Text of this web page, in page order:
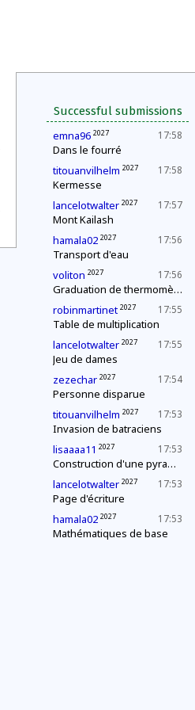
Successful submissions
17:58
emna96 2027
Dans le fourré
17:58
titouanvilhelm 2027
Kermesse
17:57
lancelotwalter 2027
Mont Kailash
17:56
hamala02 2027
Transport d'eau
17:56
voliton 2027
Graduation de thermomètres
17:55
robinmartinet 2027
Table de multiplication
17:55
lancelotwalter 2027
Jeu de dames
17:54
zezechar 2027
Personne disparue
17:53
titouanvilhelm 2027
Invasion de batraciens
17:53
lisaaaa11 2027
Construction d'une pyramide
17:53
lancelotwalter 2027
Page d'écriture
17:53
hamala02 2027
Mathématiques de base